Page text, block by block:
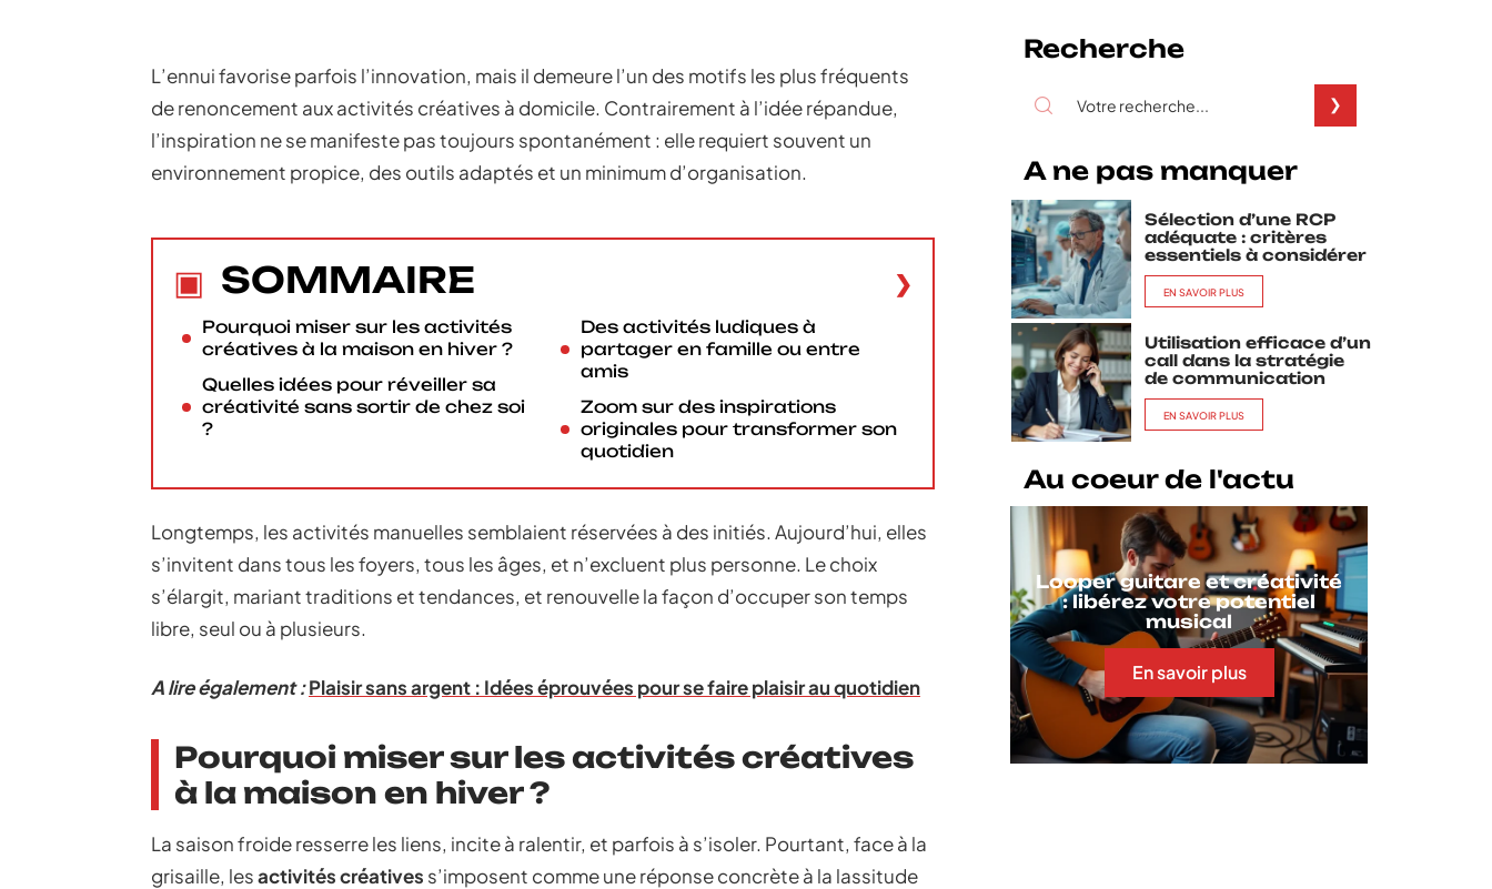
L’ennui favorise parfois l’innovation, mais il demeure l’un des motifs les plus fréquents
de renoncement aux activités créatives à domicile. Contrairement à l’idée répandue,
l’inspiration ne se manifeste pas toujours spontanément : elle requiert souvent un
environnement propice, des outils adaptés et un minimum d’organisation.
SOMMAIRE
Pourquoi miser sur les activités
créatives à la maison en hiver ?
Quelles idées pour réveiller sa
créativité sans sortir de chez soi
?
Des activités ludiques à
partager en famille ou entre
amis
Zoom sur des inspirations
originales pour transformer son
quotidien
Longtemps, les activités manuelles semblaient réservées à des initiés. Aujourd’hui, elles
s’invitent dans tous les foyers, tous les âges, et n’excluent plus personne. Le choix
s’élargit, mariant traditions et tendances, et renouvelle la façon d’occuper son temps
libre, seul ou à plusieurs.
A lire également :Plaisir sans argent : Idées éprouvées pour se faire plaisir au quotidien
Pourquoi miser sur les activités créatives
à la maison en hiver ?
La saison froide resserre les liens, incite à ralentir, et parfois à s’isoler. Pourtant, face à la
grisaille, lesactivités créatives s’imposent comme une réponse concrète à la lassitude
Recherche
A ne pas manquer
Sélection d’une RCP
adéquate : critères
essentiels à considérer
EN SAVOIR PLUS
Utilisation efficace d’un
call dans la stratégie
de communication
EN SAVOIR PLUS
Au coeur de l'actu
Looper guitare et créativité
: libérez votre potentiel
musical
En savoir plus